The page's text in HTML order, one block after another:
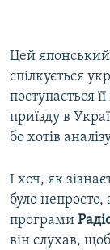
​Цей японський
спілкується
поступається
приїзду в
бо хотів
І хоч, як
було
програми
він слухав,